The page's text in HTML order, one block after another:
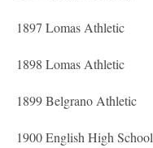
1897 Lomas Athletic
1898 Lomas Athletic
1899 Belgrano Athletic
1900 English High School